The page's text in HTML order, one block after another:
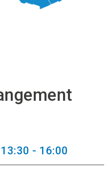
13:30 - 16:00